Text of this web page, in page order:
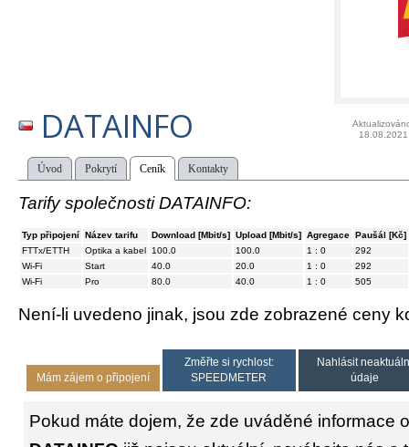
DATAINFO
18.08.2021
Úvod Pokrytí Ceník Kontakty
Tarify společnosti DATAINFO:
Typ připojení Název tarifu Download [Mbit/s] Upload [Mbit/s] Agregace Paušál [Kč]
FTTx/ETTH
Optika a kabel 100.0 100.0 1 : 0
292
Wi-Fi
Start 40.0 20.0 1 : 0
292
Wi-Fi
Pro 80.0 40.0 1 : 0 505
Není-li uvedeno jinak, jsou zde zobrazené ceny
Mám zájem o připojení
Změřte si rychlost:
SPEEDMETER
Nahlásit
údaje
Pokud máte dojem, že zde uváděné informace